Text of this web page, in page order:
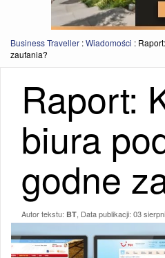
Business Traveller :Wiadomości :
zaufania?
Raport:
biura
godne
Autor tekstu: BT , Data publikacji: 03